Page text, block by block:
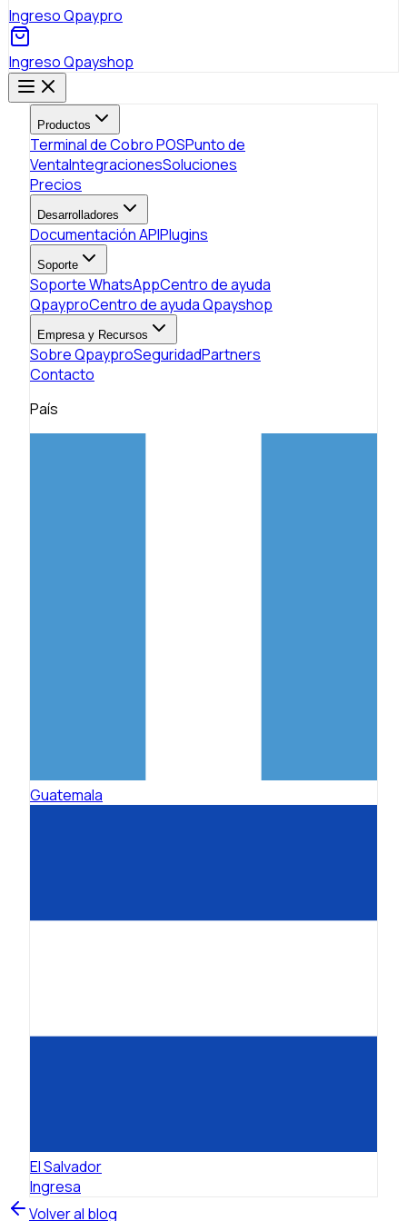
Ingreso Qpaypro
Ingreso Qpayshop
Productos
Terminal de Cobro POSPunto de
VentaIntegracionesSoluciones
Precios
Desarrolladores
Documentación APIPlugins
Soporte
Soporte WhatsAppCentro de ayuda
QpayproCentro de ayuda Qpayshop
Empresa y Recursos
Sobre QpayproSeguridadPartners
Contacto
País
Guatemala
El Salvador
Ingresa
Volver al blog